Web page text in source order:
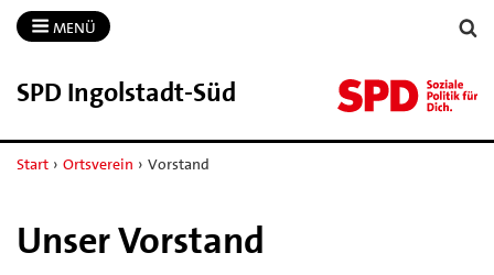
MENÜ
SPD Ingolstadt-​Süd
Start › Ortsverein › Vorstand
Unser Vorstand